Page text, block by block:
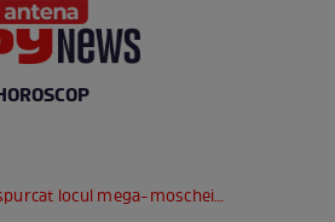
mega-moscheii din Bucureşti!